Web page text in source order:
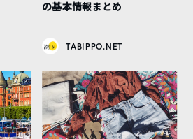
の基本情報まとめ
TABIPPO.NET